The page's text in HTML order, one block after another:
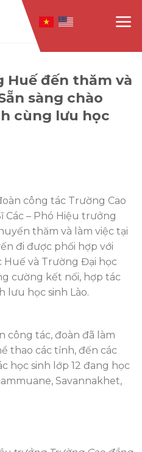
Huế đến thăm và
sàng chào
cùng lưu học
công tác Trường Cao
Các – Phó Hiệu trưởng
thăm và làm việc tại
đi được phối hợp với
Huế và Trường Đại học
cường kết nối, hợp tác
lưu học sinh Lào.
công tác, đoàn đã làm
thao các tỉnh, đến các
học sinh lớp 12 đang học
Savannakhet,